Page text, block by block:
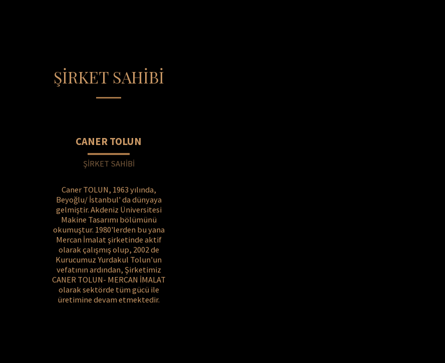
ŞİRKET SAHİBİ
CANER TOLUN
ŞİRKET SAHİBİ
Caner TOLUN, 1963 yılında,
Beyoğlu/ İstanbul' da dünyaya
gelmiştir. Akdeniz Üniversitesi
Makine Tasarımı bölümünü
okumuştur. 1980'lerden bu yana
Mercan İmalat şirketinde aktif
olarak çalışmış olup, 2002 de
Kurucumuz Yurdakul Tolun'un
vefatının ardından, Şirketimiz
CANER TOLUN- MERCAN İMALAT
olarak sektörde tüm gücü ile
üretimine devam etmektedir.